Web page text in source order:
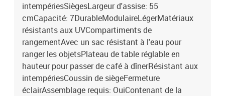
intempériesSiègesLargeur d'assise: 55
cmCapacité: 7DurableModulaireLégerMatériaux
résistants aux UVCompartiments de
rangementAvec un sac résistant à l'eau pour
ranger les objetsPlateau de table réglable en
hauteur pour passer de café à dînerRésistant aux
intempériesCoussin de siègeFermeture
éclairAssemblage requis: OuiContenant de la